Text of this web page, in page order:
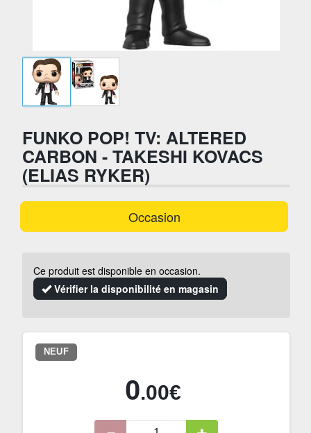
FUNKO POP! TV: ALTERED
CARBON - TAKESHI KOVACS
(ELIAS RYKER)
Occasion
Ce produit est disponible en occasion.
Vérifier la disponibilité en magasin
NEUF
0.00€